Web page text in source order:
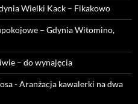
Wielki Kack – Fikakowo
– Gdynia Witomino,
– do wynajęcia
-Aranżacja kawalerki na dwa